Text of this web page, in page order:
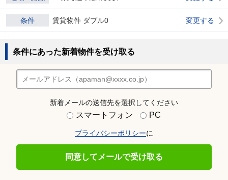
条件 賃貸物件 ダブル0 変更する
条件にあった新着物件を受け取る
新着メールの送信先を選択してください
スマートフォン PC
プライバシーポリシーに
同意してメールで受け取る